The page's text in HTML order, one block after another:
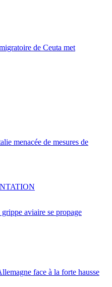
de Ceuta met
menacée de mesures de
aviaire se propage
face à la forte hausse